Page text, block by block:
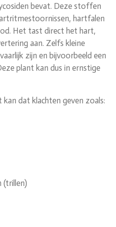
bevat. Deze stoffen
hartfalen
Het tast direct het hart,
aan. Zelfs kleine
zijn en bijvoorbeeld een
plant kan dus in ernstige
dat klachten geven zoals:
(trillen)